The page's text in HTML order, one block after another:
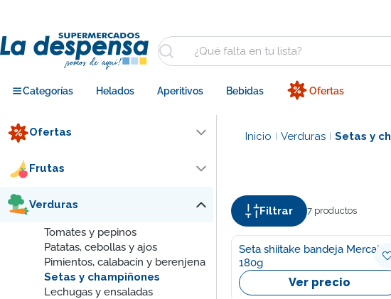
contenido
Buscar
Categorías Helados Aperitivos Bebidas Ofertas
Ofertas
Frutas
Verduras
Tomates y pepinos
Patatas, cebollas y ajos
Pimientos, calabacín y berenjena
Setas y champiñones
Lechugas y ensaladas
Inicio | Verduras | Setas y
7 productos
Filtrar
Seta shiitake bandeja
180g
Ver precio